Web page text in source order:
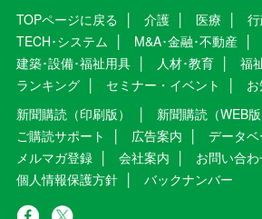
TOPページに戻る 介護 医療
TECH･システム
M&A･金融･不動産
建築･設備･福祉用具
人材･教育
福
ランキング
セミナー・イベント
新聞購読（印刷版）
新聞購読（WEB版
ご購読サポート
広告案内 データベ
メルマガ登録
会社案内
お問い合
個人情報保護方針
バックナンバー